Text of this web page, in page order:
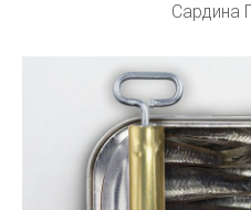
Сардина